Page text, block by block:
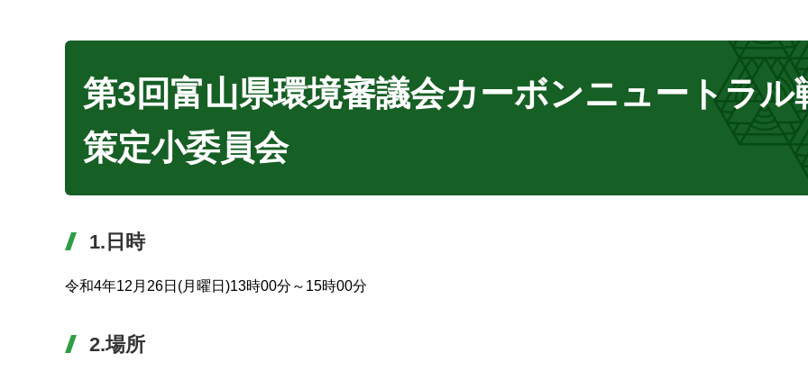
第3回富山県環境審議会カーボンニュートラル
策定小委員会
1.日時
令和4年12月26日(月曜日)13時00分～15時00分
2.場所